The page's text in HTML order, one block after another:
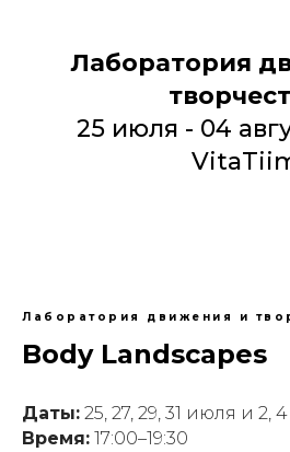
Лаборатория
25 июля - 04
Лаборатория движения и
Body Landscapes
Даты: 25, 27, 29, 31 июля и 2, 4
Время: 17:00–19:30